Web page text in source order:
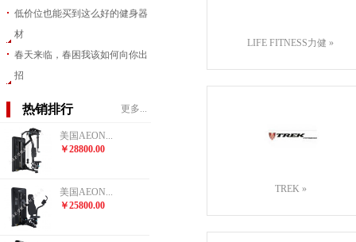
LIFE FITNESS力健 »
TREK »
低价位也能买到这么好的健身器
材
春天来临，春困我该如何向你出
招
热销排行
美国AEON...
￥28800.00
美国AEON...
￥25800.00
更多...